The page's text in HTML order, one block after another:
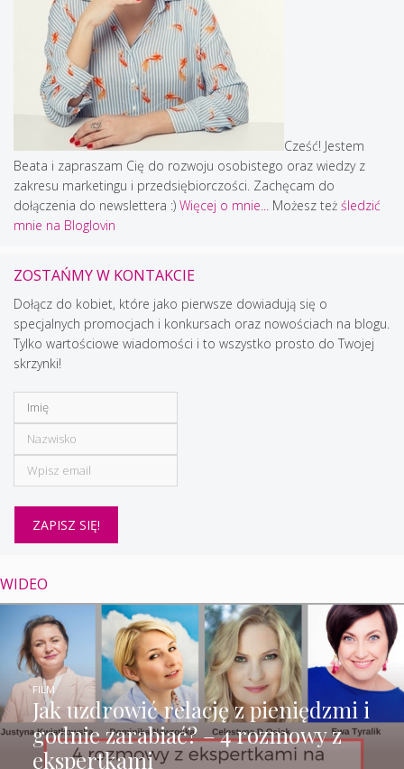
Cześć! Jestem
Beata i zapraszam Cię do rozwoju osobistego oraz wiedzy z
zakresu marketingu i przedsiębiorczości. Zachęcam do
dołączenia do newslettera :) Więcej o mnie... Możesz też śledzić
mnie na Bloglovin
ZOSTAŃMY W KONTAKCIE
Dołącz do kobiet, które jako pierwsze dowiadują się o
specjalnych promocjach i konkursach oraz nowościach na blogu.
Tylko wartościowe wiadomości i to wszystko prosto do Twojej
skrzynki!
WIDEO
Jak uzdrowić relację z pieniędzmi i
godnie zarabiać? – 4 rozmowy z
ekspertkami
FILM